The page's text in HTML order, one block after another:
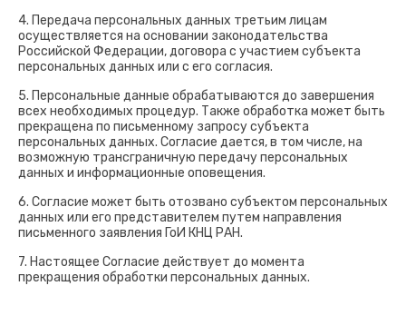
4. Передача персональных данных третьим лицам
осуществляется на основании законодательства
Российской Федерации, договора с участием субъекта
персональных данных или с его согласия.
5. Персональные данные обрабатываются до завершения
всех необходимых процедур. Также обработка может быть
прекращена по письменному запросу субъекта
персональных данных. Согласие дается, в том числе, на
возможную трансграничную передачу персональных
данных и информационные оповещения.
6. Согласие может быть отозвано субъектом персональных
данных или его представителем путем направления
письменного заявления ГоИ КНЦ РАН.
7. Настоящее Согласие действует до момента
прекращения обработки персональных данных.